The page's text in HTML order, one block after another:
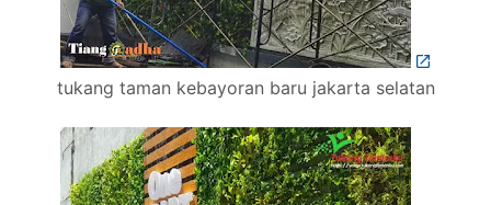
tukang taman kebayoran baru jakarta selatan